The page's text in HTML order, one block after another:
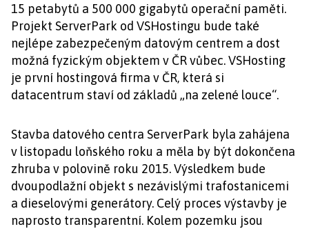
15 petabytů a 500 000 gigabytů operační paměti.
Projekt ServerPark od VSHostingu bude také
nejlépe zabezpečeným datovým centrem a dost
možná fyzickým objektem v ČR vůbec. VSHosting
je první hostingová firma v ČR, která si
datacentrum staví od základů „na zelené louce“.
Stavba datového centra ServerPark byla zahájena
v listopadu loňského roku a měla by být dokončena
zhruba v polovině roku 2015. Výsledkem bude
dvoupodlažní objekt s nezávislými trafostanicemi
a dieselovými generátory. Celý proces výstavby je
naprosto transparentní. Kolem pozemku jsou